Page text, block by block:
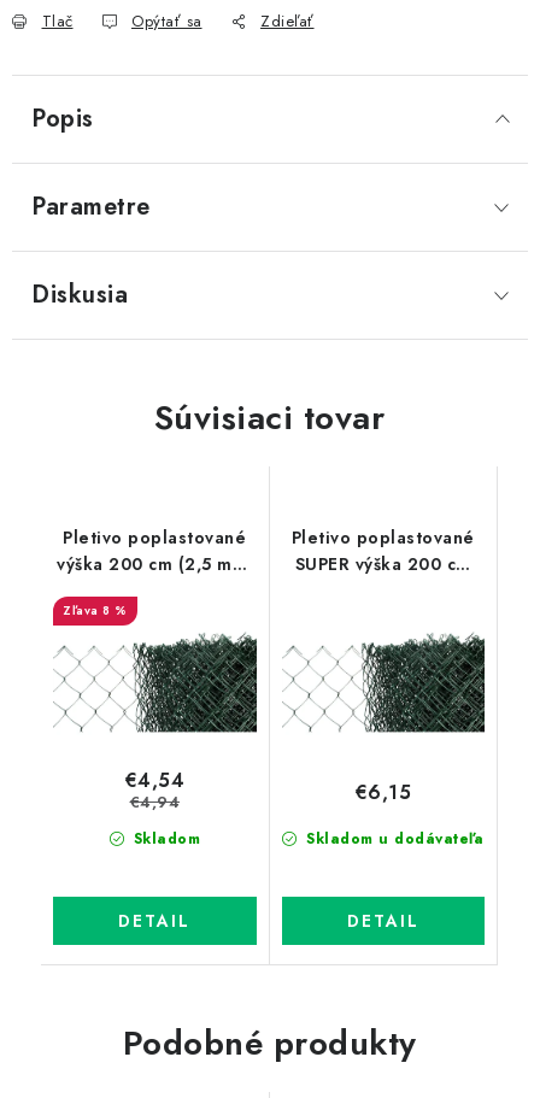
Tlač Opýtať sa Zdieľať
Popis
Parametre
Diskusia
Súvisiaci tovar
Pletivo poplastované
výška 200 cm (2,5 mm,
55x55 mm, PVC zelené,
bez ND)
8 %
Skladom
€4,54
€4,94
DETAIL
Pletivo poplastované
SUPER výška 200 cm
Skladom u dodávateľa
€6,15
DETAIL
Podobné produkty